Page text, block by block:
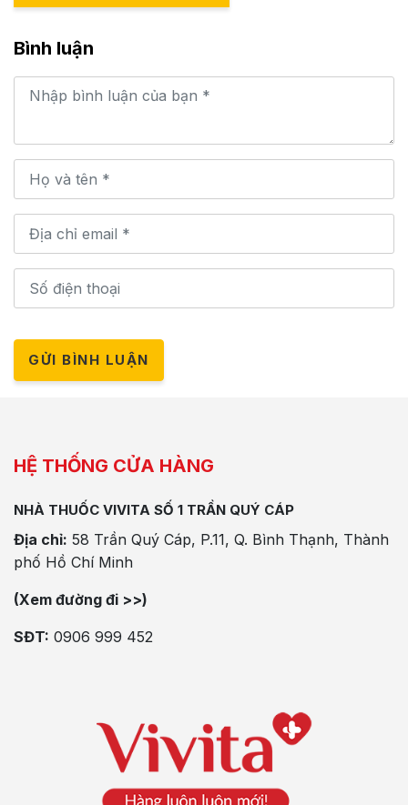
Bình luận
GỬI BÌNH LUẬN
HỆ THỐNG CỬA HÀNG
NHÀ THUỐC VIVITA SỐ 1 TRẦN QUÝ CÁP
Địa chỉ: 58 Trần Quý Cáp, P.11, Q. Bình Thạnh, Thành
phố Hồ Chí Minh
(Xem đường đi >>)
SĐT: 0906 999 452